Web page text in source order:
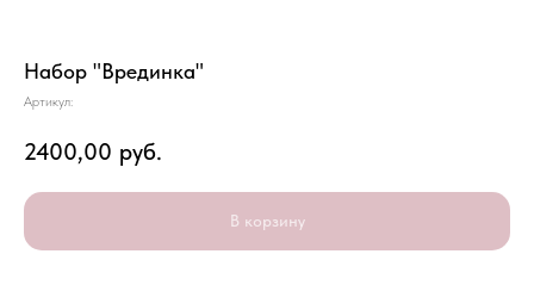
Набор "Врединка"
Артикул:
2400,00 руб.
В корзину